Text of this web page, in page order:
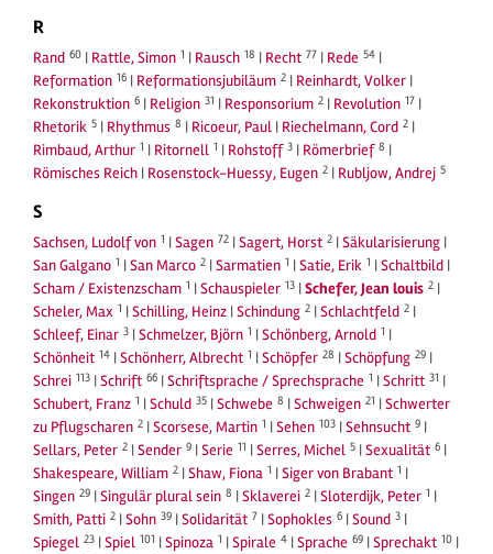
R
Rand 60 | Rattle, Simon 1 | Rausch 18 | Recht 77 | Rede 54 |
Reformation 16 | Reformationsjubiläum 2 | Reinhardt, Volker |
Rekonstruktion 6 | Religion 31 | Responsorium 2 | Revolution 17 |
Rhetorik 5 | Rhythmus 8 | Ricoeur, Paul | Riechelmann, Cord 2 |
Rimbaud, Arthur 1 | Ritornell 1 | Rohstoff 3 | Römerbrief 8 |
Römisches Reich | Rosenstock-Huessy, Eugen 2 | Rubljow, Andrej 5
S
Sachsen, Ludolf von 1 |Sagen 72 |Sagert, Horst 2 |Säkularisierung |
San Galgano 1 |San Marco 2 |Sarmatien 1 |Satie, Erik 1 |Schaltbild |
Scham / Existenzscham 1 |Schauspieler 13 |Schefer, Jean louis 2 |
Scheler, Max 1 |Schilling, Heinz |Schindung 2 |Schlachtfeld 2 |
Schleef, Einar 3 |Schmelzer, Björn 1 |Schönberg, Arnold 1 |
Schönheit 14 |Schönherr, Albrecht 1 |Schöpfer 28 |Schöpfung 29 |
Schrei 113 |Schrift 66 |Schriftsprache / Sprechsprache 1 |Schritt 31 |
Schubert, Franz 1 |Schuld 35 |Schwebe 8 |Schweigen 21 |Schwerter
zu Pflugscharen 2 |Scorsese, Martin 1 |Sehen 103 |Sehnsucht 9 |
Sellars, Peter 2 |Sender 9 |Serie 11 |Serres, Michel 5 |Sexualität 6 |
Shakespeare, William 2 |Shaw, Fiona 1 |Siger von Brabant 1 |
Singen 29 |Singulär plural sein 8 |Sklaverei 2 |Sloterdijk, Peter 1 |
Smith, Patti 2 |Sohn 39 |Solidarität 7 |Sophokles 6 |Sound 3 |
Spiegel 23 |Spiel 101 |Spinoza 1 |Spirale 4 |Sprache 69 |Sprechakt 10 |